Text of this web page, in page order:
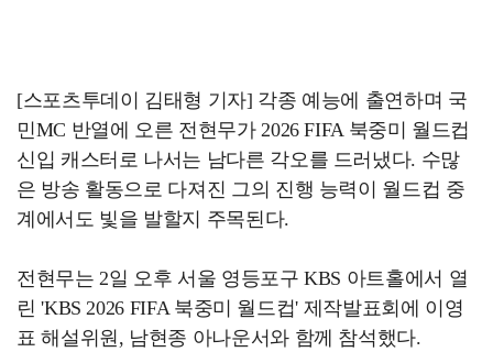
[스포츠투데이 김태형 기자] 각종 예능에 출연하며 국
민MC 반열에 오른 전현무가 2026 FIFA 북중미 월드컵
신입 캐스터로 나서는 남다른 각오를 드러냈다. 수많
은 방송 활동으로 다져진 그의 진행 능력이 월드컵 중
계에서도 빛을 발할지 주목된다.
전현무는 2일 오후 서울 영등포구 KBS 아트홀에서 열
린 'KBS 2026 FIFA 북중미 월드컵' 제작발표회에 이영
표 해설위원, 남현종 아나운서와 함께 참석했다.